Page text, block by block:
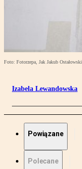
Foto: Fotorzepa, Jak Jakub Ostałowski
Izabela Lewandowska
Powiązane
Polecane